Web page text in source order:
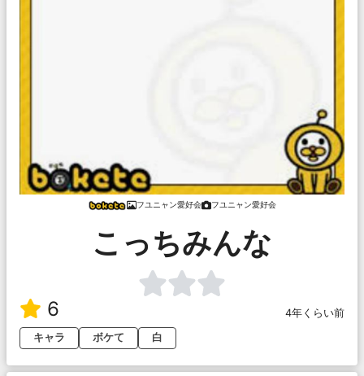
フユニャン愛好会 フユニャン愛好会
こっちみんな
6
4年くらい前
キャラ
ボケて 白